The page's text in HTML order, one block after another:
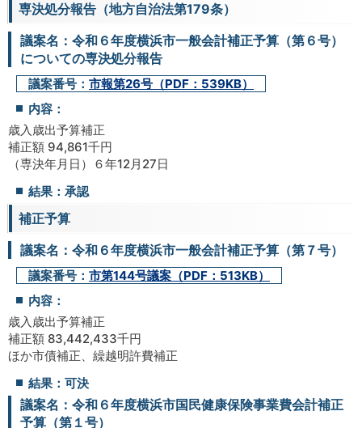
専決処分報告（地方自治法第179条）
議案名：令和６年度横浜市一般会計補正予算（第６号）
についての専決処分報告
議案番号： 市報第26号（PDF：539KB）
内容：
歳入歳出予算補正
補正額 94,861千円
（専決年月日）６年12月27日
結果：承認
補正予算
議案名：令和６年度横浜市一般会計補正予算（第７号）
議案番号： 市第144号議案（PDF：513KB）
内容：
歳入歳出予算補正
補正額 83,442,433千円
ほか市債補正、繰越明許費補正
結果：可決
議案名：令和６年度横浜市国民健康保険事業費会計補正
予算（第１号）